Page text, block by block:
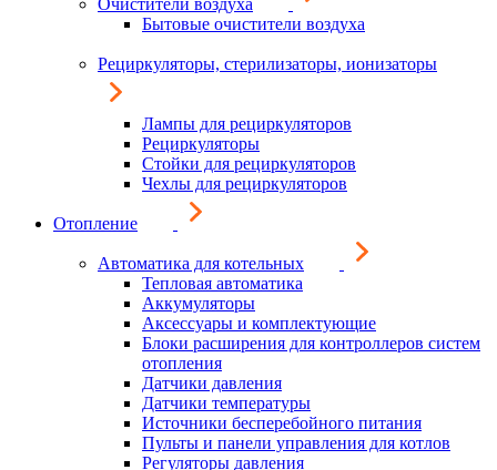
Очистители воздуха
Бытовые очистители воздуха
Рециркуляторы, стерилизаторы, ионизаторы
Лампы для рециркуляторов
Рециркуляторы
Стойки для рециркуляторов
Чехлы для рециркуляторов
Отопление
Автоматика для котельных
Тепловая автоматика
Аккумуляторы
Аксессуары и комплектующие
Блоки расширения для контроллеров систем
отопления
Датчики давления
Датчики температуры
Источники бесперебойного питания
Пульты и панели управления для котлов
Регуляторы давления